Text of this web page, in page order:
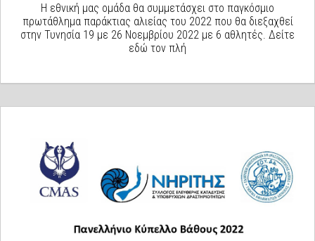
Η εθνική μας ομάδα θα συμμετάσχει στο παγκόσμιο
πρωτάθλημα παράκτιας αλιείας του 2022 που θα διεξαχθεί
στην Τυνησία 19 με 26 Νοεμβρίου 2022 με 6 αθλητές. Δείτε
εδώ τον πλή